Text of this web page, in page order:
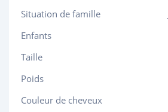
Situation de famille
Enfants
Taille
Poids
Couleur de cheveux